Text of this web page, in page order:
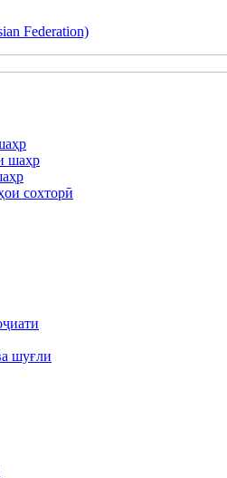
шаҳр
сохторӣ
шуғли